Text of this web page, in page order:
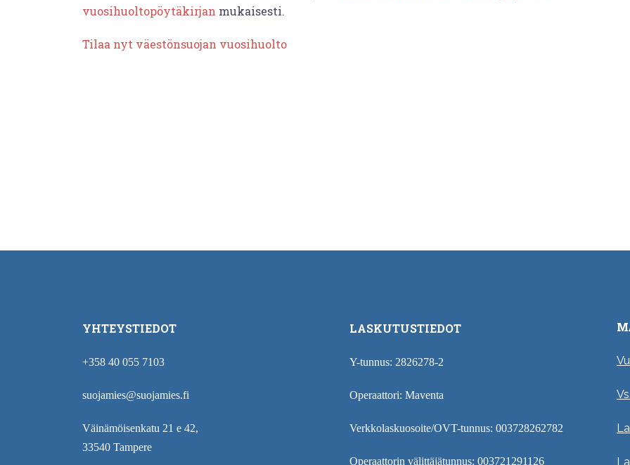
vuosihuoltopöytäkirjan mukaisesti.
Tilaa nyt väestönsuojan vuosihuolto
YHTEYSTIEDOT
+358 40 055 7103
suojamies@suojamies.fi
Väinämöisenkatu 21 e 42,
33540 Tampere
LASKUTUSTIEDOT
Y-tunnus: 2826278-2
Operaattori: Maventa
Verkkolaskuosoite/OVT-tunnus: 003728262782
Operaattorin välittäjätunnus: 003721291126